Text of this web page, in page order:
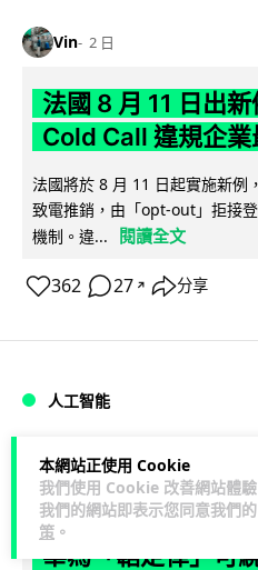
本網站正使用 Cookie
我們使用 Cookie 改善網站體
我們的網站即表示您同意我們的
策 。
Vin 2 日
法國 8 月 11 日出
Cold Call 違規企
法國將於 8 月 11 日起實施新例
致電推銷，由「opt-out」拒接
機制。違...
閱讀全文
362 27 ↗ 分享
人工智能
Lawton 2 日
華為科學家警告
華為「韜定律」可